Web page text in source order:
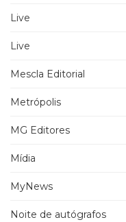
Live
Live
Mescla Editorial
Metrópolis
MG Editores
Mídia
MyNews
Noite de autógrafos